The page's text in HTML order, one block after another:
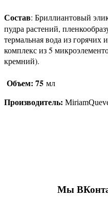
Состав: Бриллиантовый
пудра растений,
термальная вода из горячих
комплекс из 5
кремний).
Объем: 75 мл
Производитель:
Мы